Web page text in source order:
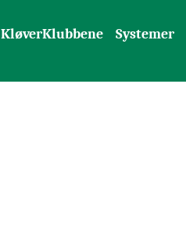
KløverKlubbene Systemer